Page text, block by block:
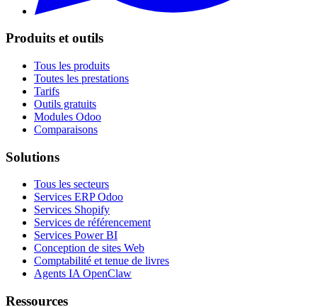
Produits et outils
Tous les produits
Toutes les prestations
Tarifs
Outils gratuits
Modules Odoo
Comparaisons
Solutions
Tous les secteurs
Services ERP Odoo
Services Shopify
Services de référencement
Services Power BI
Conception de sites Web
Comptabilité et tenue de livres
Agents IA OpenClaw
Ressources